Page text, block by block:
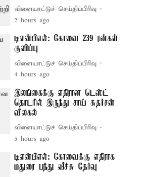
விளையாட்டுச் செய்திப்பிரிவு
2 hours ago
டிஎன்பிஎல்: கோவை 239 ரன்கள்
குவிப்பு
விளையாட்டுச் செய்திப்பிரிவு
4 hours ago
இலங்கைக்கு எதிரான டெஸ்ட்
தொடரில் இருந்து சாய் சுதர்சன்
விலகல்
விளையாட்டுச் செய்திப்பிரிவு
5 hours ago
டிஎன்பிஎல்: கோவைக்கு எதிராக
மதுரை பந்து வீச்சு தேர்வு